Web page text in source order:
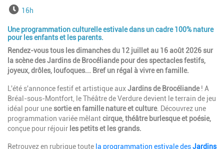
Horaires
16h
Une programmation culturelle estivale dans un cadre 100% nature
pour les enfants et les parents.
Rendez-vous tous les dimanches du 12 juillet au 16 août 2026 sur
la scène des Jardins de Brocéliande pour des spectacles festifs,
joyeux, drôles, loufoques... Bref un régal à vivre en famille.
L'été s'annonce festif et artistique auxJardins de Brocéliande! A
Bréal-sous-Montfort, le Théâtre de Verdure devient le terrain de jeu
idéal pour unesortie en famille nature et culture. Découvrez une
programmation variée mêlantcirque, théâtre burlesque et poésie,
conçue pour réjouir les petits et les grands.
Retrouvez en rubrique toute la programmation estivale desJardins